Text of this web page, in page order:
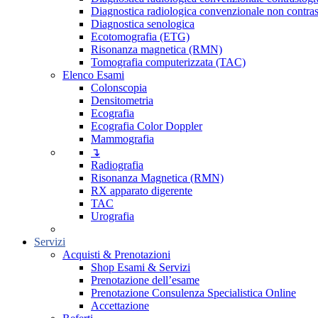
Diagnostica radiologica convenzionale non
Diagnostica senologica
Ecotomografia (ETG)
Risonanza magnetica (RMN)
Tomografia computerizzata (TAC)
Elenco Esami
Colonscopia
Densitometria
Ecografia
Ecografia Color Doppler
Mammografia
↴
Radiografia
Risonanza Magnetica (RMN)
RX apparato digerente
TAC
Urografia
Servizi
Acquisti & Prenotazioni
Shop Esami & Servizi
Prenotazione dell’esame
Prenotazione Consulenza Specialistica Online
Accettazione